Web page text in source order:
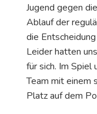
Jugend gegen
Ablauf der
die
Leider hatten
für sich. Im Spiel
Team mit einem
Platz auf dem